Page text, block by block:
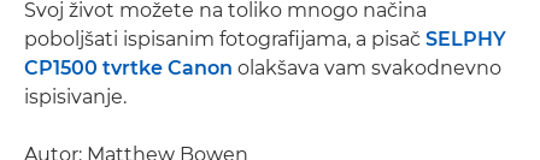
Svoj život možete na toliko mnogo načina
poboljšati ispisanim fotografijama, a pisač SELPHY
CP1500 tvrtke Canon olakšava vam svakodnevno
ispisivanje.
Autor: Matthew Bowen